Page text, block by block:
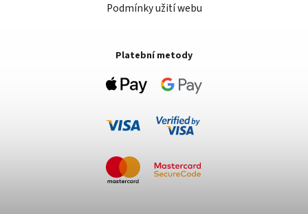
Podmínky užití webu
Platební metody